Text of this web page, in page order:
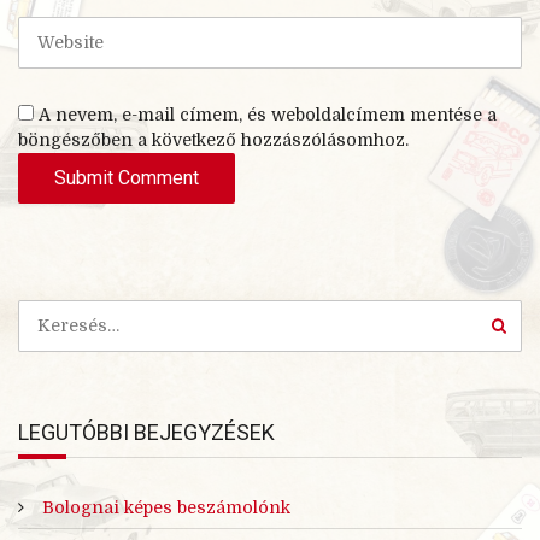
i
s
i
t
A nevem, e-mail címem, és weboldalcímem mentése a
böngészőben a következő hozzászólásomhoz.
LEGUTÓBBI BEJEGYZÉSEK
Bolognai képes beszámolónk